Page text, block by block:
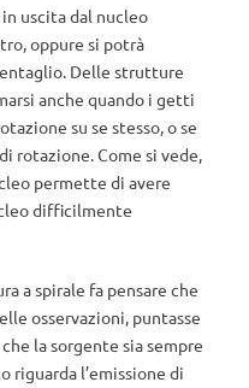
uscita dal nucleo
oppure si potrà
Delle strutture
anche quando i getti
su se stesso, o se
rotazione. Come si vede,
permette di avere
difficilmente
a spirale fa pensare che
osservazioni, puntasse
la sorgente sia sempre
riguarda l’emissione di